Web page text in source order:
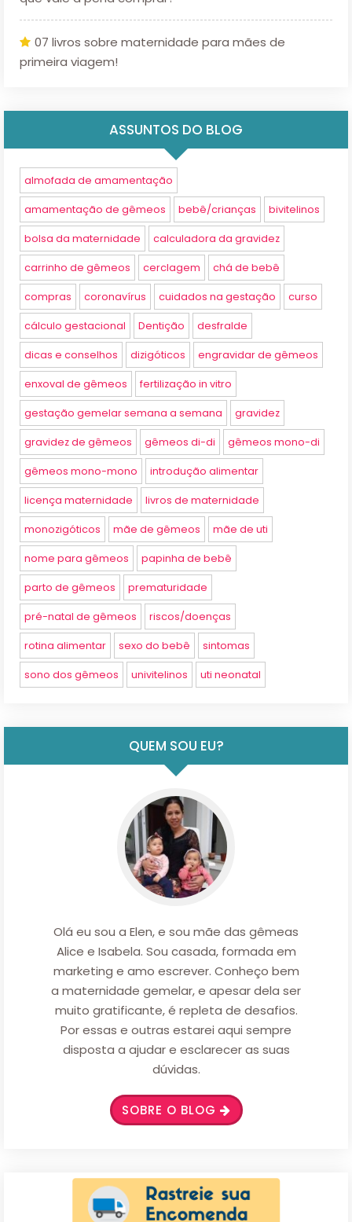
07 livros sobre maternidade para mães de
primeira viagem!
ASSUNTOS DO BLOG
almofada de amamentação
amamentação de gêmeos bebê/crianças bivitelinos
bolsa da maternidade calculadora da gravidez
carrinho de gêmeos cerclagem chá de bebê
compras coronavírus cuidados na gestação curso
cálculo gestacional Dentição desfralde
dicas e conselhos dizigóticos engravidar de gêmeos
enxoval de gêmeos fertilização in vitro
gestação gemelar semana a semana gravidez
gravidez de gêmeos gêmeos di-di gêmeos mono-di
gêmeos mono-mono introdução alimentar
licença maternidade livros de maternidade
monozigóticos mãe de gêmeos mãe de uti
nome para gêmeos papinha de bebê
parto de gêmeos prematuridade
pré-natal de gêmeos riscos/doenças
rotina alimentar sexo do bebê sintomas
sono dos gêmeos univitelinos uti neonatal
QUEM SOU EU?
Olá eu sou a Elen, e sou mãe das gêmeas
Alice e Isabela. Sou casada, formada em
marketing e amo escrever. Conheço bem
a maternidade gemelar, e apesar dela ser
muito gratificante, é repleta de desafios.
Por essas e outras estarei aqui sempre
disposta a ajudar e esclarecer as suas
dúvidas.
SOBRE O BLOG